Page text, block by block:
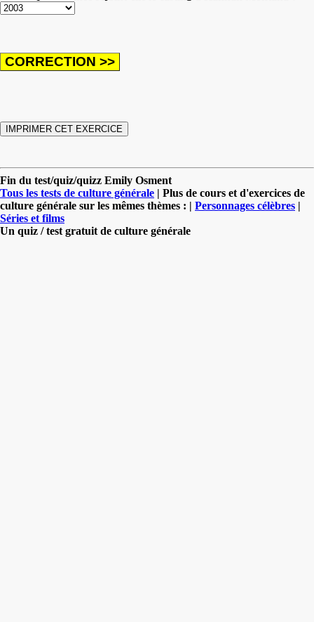
Fin du test/quiz/quizz Emily Osment
Tous les tests de culture générale | Plus de cours et d'exercices de
culture générale sur les mêmes thèmes : | Personnages célèbres |
Séries et films
Un quiz / test gratuit de culture générale